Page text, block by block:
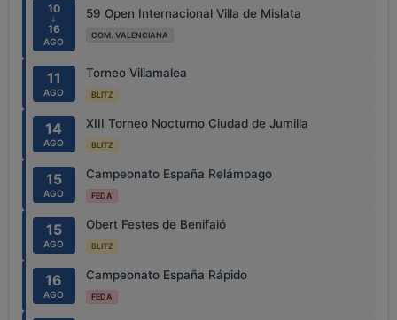
10
↓
16
AGO
59 Open Internacional Villa de Mislata
COM. VALENCIANA
11
AGO
Torneo Villamalea
BLITZ
14
AGO
XIII Torneo Nocturno Ciudad de Jumilla
BLITZ
15
AGO
Campeonato España Relámpago
FEDA
15
AGO
Obert Festes de Benifaió
BLITZ
16
AGO
Campeonato España Rápido
FEDA